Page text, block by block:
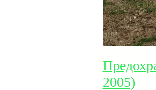
2005)